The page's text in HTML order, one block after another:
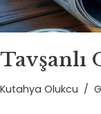
Tavşanlı
Kutahya Olukcu